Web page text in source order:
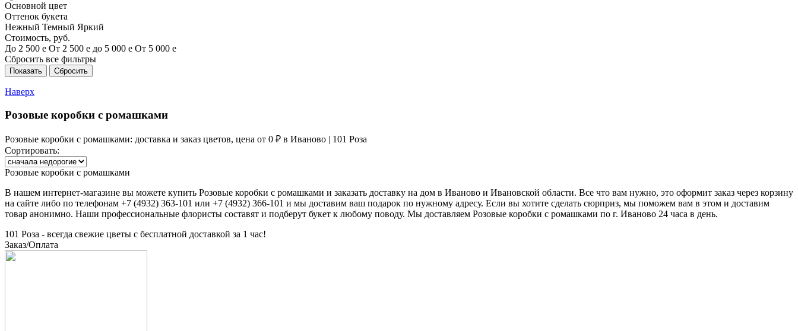
Основной цвет
Оттенок букета
Нежный Темный Яркий
Стоимость, руб.
До 2 500 е От 2 500 е до 5 000 е От 5 000 е
Сбросить все фильтры
Наверх
Розовые коробки с ромашками
Розовые коробки с ромашками: доставка и заказ цветов, цена от 0 ₽ в Иваново | 101 Роза
Сортировать:
Розовые коробки с ромашками
В нашем интернет-магазине вы можете купить Розовые коробки с ромашками и заказать доставку на дом в Иваново и Ивановской области. Все что вам нужно, это оформит заказ через корзину
на сайте либо по телефонам +7 (4932) 363-101 или +7 (4932) 366-101 и мы доставим ваш подарок по нужному адресу. Если вы хотите сделать сюрприз, мы поможем вам в этом и доставим
товар анонимно. Наши профессиональные флористы составят и подберут букет к любому поводу. Мы доставляем Розовые коробки с ромашками по г. Иваново 24 часа в день.
101 Роза - всегда свежие цветы с бесплатной доставкой за 1 час!
Заказ/Оплата